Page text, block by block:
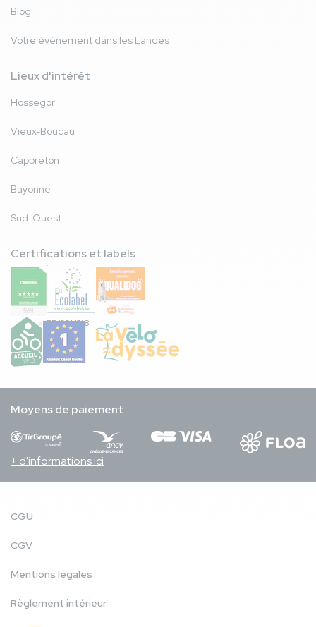
Blog
Votre évènement dans les Landes
Lieux d'intérêt
Hossegor
Vieux-Boucau
Capbreton
Bayonne
Sud-Ouest
Certifications et labels
FR/051/018
Moyens de paiement
+ d'informations ici
CGU
CGV
Mentions légales
Règlement intérieur